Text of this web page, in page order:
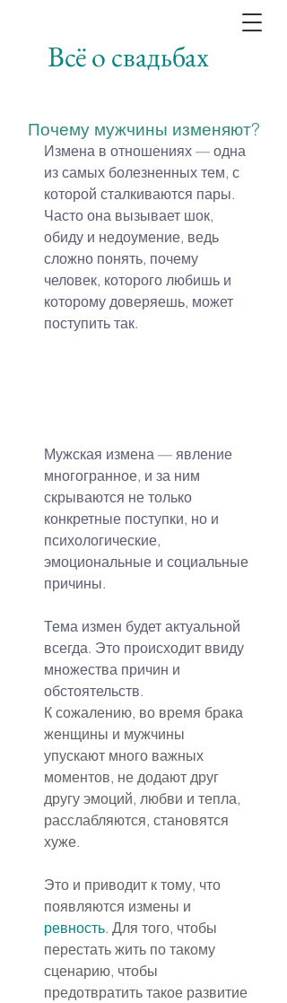
Всё о свадьбах
Почему мужчины изменяют?
Измена в отношениях — одна
из самых болезненных тем, с
которой сталкиваются пары.
Часто она вызывает шок,
обиду и недоумение, ведь
сложно понять, почему
человек, которого любишь и
которому доверяешь, может
поступить так.
Мужская измена — явление
многогранное, и за ним
скрываются не только
конкретные поступки, но и
психологические,
эмоциональные и социальные
причины.
Тема измен будет актуальной
всегда. Это происходит ввиду
множества причин и
обстоятельств.
К сожалению, во время брака
женщины и мужчины
упускают много важных
моментов, не додают друг
другу эмоций, любви и тепла,
расслабляются, становятся
хуже.
Это и приводит к тому, что
появляются измены и
ревность. Для того, чтобы
перестать жить по такому
сценарию, чтобы
предотвратить такое развитие